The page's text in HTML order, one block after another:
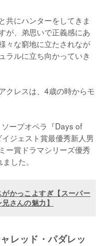
共にハンターをしてきま
が、弟思いで正義感にあ
々な窮地に立たされなが
ラルに立ち向かっていき
クレスは、4歳の時からモ
ープオペラ『Days of
ジェスト賞最優秀新人男
ー賞ドラマシリーズ優秀
した。
かっこよすぎ【スーパー
さんの魅力】
レッド・パダレッ